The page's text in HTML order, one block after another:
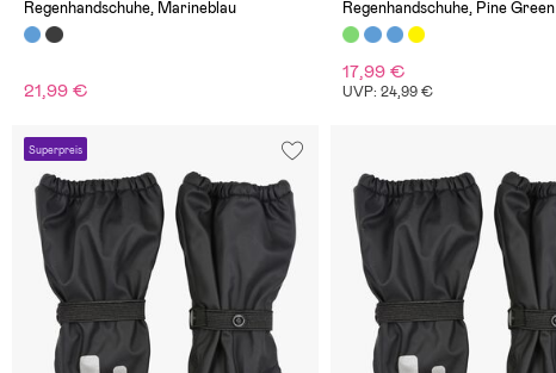
Regenhandschuhe, Marineblau
21,99 €
Regenhandschuhe, Pine Green
17,99 €
UVP: 24,99 €
Superpreis